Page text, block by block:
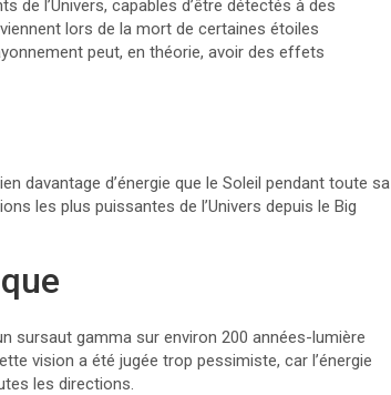
de l’Univers, capables d’être détectés à des
lors de la mort de certaines étoiles
peut, en théorie, avoir des effets
davantage d’énergie que le Soleil pendant toute sa
les plus puissantes de l’Univers depuis le Big
sursaut gamma sur environ 200 années-lumière
vision a été jugée trop pessimiste, car l’énergie
les directions.